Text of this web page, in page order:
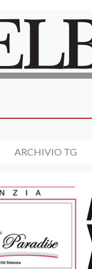
ARCHIVIO TG